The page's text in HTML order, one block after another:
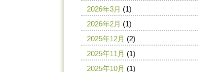
2026年3月 (1)
2026年2月 (1)
2025年12月 (2)
2025年11月 (1)
2025年10月 (1)